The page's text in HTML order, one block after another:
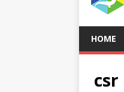
HOME
csr